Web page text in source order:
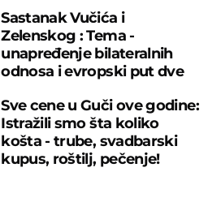
Sastanak Vučića i
Zelenskog : Tema -
unapređenje bilateralnih
odnosa i evropski put dve
Sve cene u Guči ove godine:
Istražili smo šta koliko
košta - trube, svadbarski
kupus, roštilj, pečenje!